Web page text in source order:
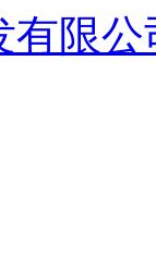
有限公